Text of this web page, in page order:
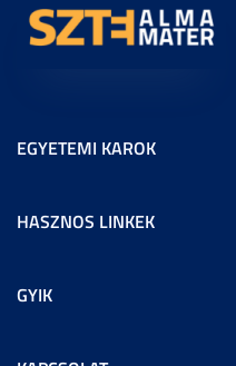
EGYETEMI KAROK
HASZNOS LINKEK
GYIK